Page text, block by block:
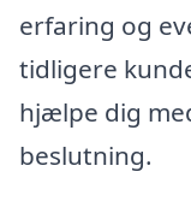
erfaring og
tidligere
hjælpe dig
beslutning.